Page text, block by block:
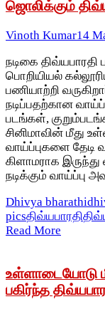
ஜொலிக்கும்
Vinoth Kumar14
நடிகை
பொறியியல்
பணியாற்றி
நடிப்பதற்கான
படங்கள்,
சினிமாவின் மீது
வாய்ப்புகளை தேடி
கிளாமராக
நடிக்கும் வாய்ப்பு
Dhivya bharathi
picsதிவ்யபாரதி
Read More
உள்ளாடையோடு
பகிர்ந்த